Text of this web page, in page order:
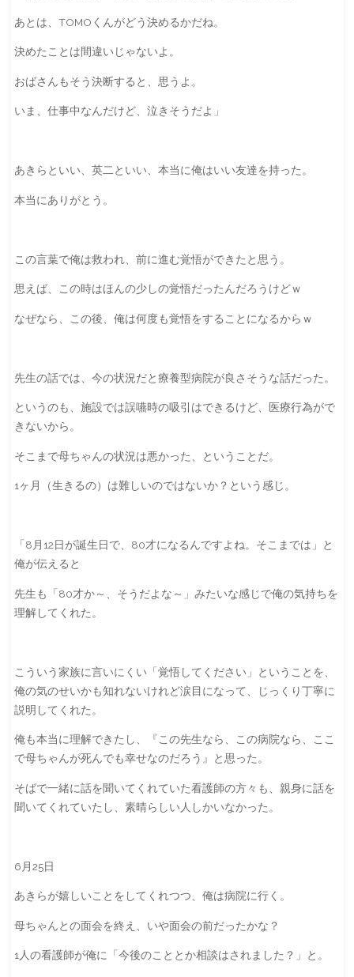
あとは、TOMOくんがどう決めるかだね。
決めたことは間違いじゃないよ。
おばさんもそう決断すると、思うよ。
いま、仕事中なんだけど、泣きそうだよ」
あきらといい、英二といい、本当に俺はいい友達を持った。
本当にありがとう。
この言葉で俺は救われ、前に進む覚悟ができたと思う。
思えば、この時はほんの少しの覚悟だったんだろうけどｗ
なぜなら、この後、俺は何度も覚悟をすることになるからｗ
先生の話では、今の状況だと療養型病院が良さそうな話だった。
というのも、施設では誤嚥時の吸引はできるけど、医療行為がで
きないから。
そこまで母ちゃんの状況は悪かった、ということだ。
1ヶ月（生きるの）は難しいのではないか？という感じ。
「8月12日が誕生日で、80才になるんですよね。そこまでは」と
俺が伝えると
先生も「80才か～、そうだよな～」みたいな感じで俺の気持ちを
理解してくれた。
こういう家族に言いにくい「覚悟してください」ということを、
俺の気のせいかも知れないけれど涙目になって、じっくり丁寧に
説明してくれた。
俺も本当に理解できたし、『この先生なら、この病院なら、ここ
で母ちゃんが死んでも幸せなのだろう』と思った。
そばで一緒に話を聞いてくれていた看護師の方々も、親身に話を
聞いてくれていたし、素晴らしい人しかいなかった。
6月25日
あきらが嬉しいことをしてくれつつ、俺は病院に行く。
母ちゃんとの面会を終え、いや面会の前だったかな？
1人の看護師が俺に「今後のこととか相談はされました？」と。